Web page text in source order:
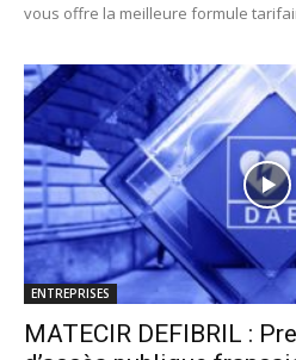
vous offre la meilleure formule
ENTREPRISES
MATECIR DEFIBRIL :